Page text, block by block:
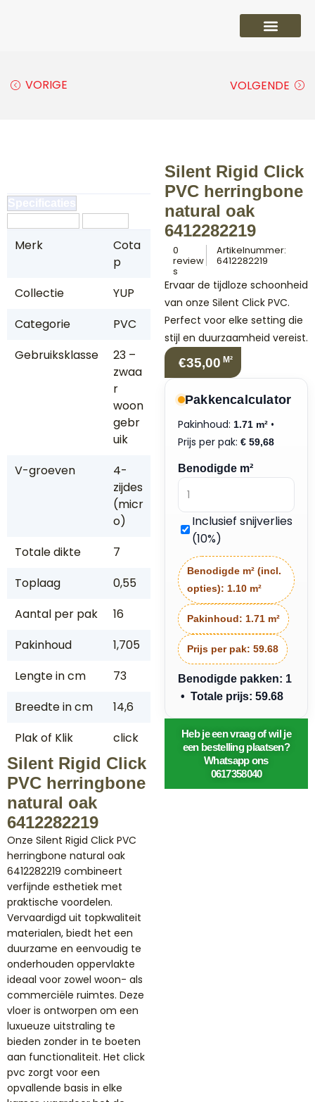
VORIGE VOLGENDE
Merk
Cota
p
Collectie
YUP
Categorie
PVC
Gebruiksklasse
23 –
zwaa
r
woon
gebr
uik
V-groeven
4-
zijdes
(micr
o)
Totale dikte
7
Toplaag
0,55
Aantal per pak
16
Pakinhoud
1,705
Lengte in cm
73
Breedte in cm
14,6
Plak of Klik
click
Silent Rigid Click
PVC herringbone
natural oak
6412282219
Onze Silent Rigid Click PVC
herringbone natural oak
6412282219 combineert
verfijnde esthetiek met
praktische voordelen.
Vervaardigd uit topkwaliteit
materialen, biedt het een
duurzame en eenvoudig te
onderhouden oppervlakte
ideaal voor zowel woon- als
commerciële ruimtes. Deze
vloer is ontworpen om een
luxueuze uitstraling te
bieden zonder in te boeten
aan functionaliteit. Het click
pvc zorgt voor een
opvallende basis in elke
Silent Rigid Click
PVC herringbone
natural oak
6412282219
0
review
s
Artikelnummer:
6412282219
Ervaar de tijdloze schoonheid
van onze Silent Click PVC.
Perfect voor elke setting die
stijl en duurzaamheid vereist.
€35,00 M²
Pakkencalculator
Pakinhoud: 1.71 m² •
Prijs per pak: € 59,68
Benodigde m²
Inclusief snijverlies
(10%)
Benodigde m² (incl.
opties): 1.10 m²
Pakinhoud: 1.71 m²
Prijs per pak: 59.68
Benodigde pakken: 1
• Totale prijs: 59.68
Heb je een vraag of wil je
een bestelling plaatsen?
Whatsapp ons
0617358040